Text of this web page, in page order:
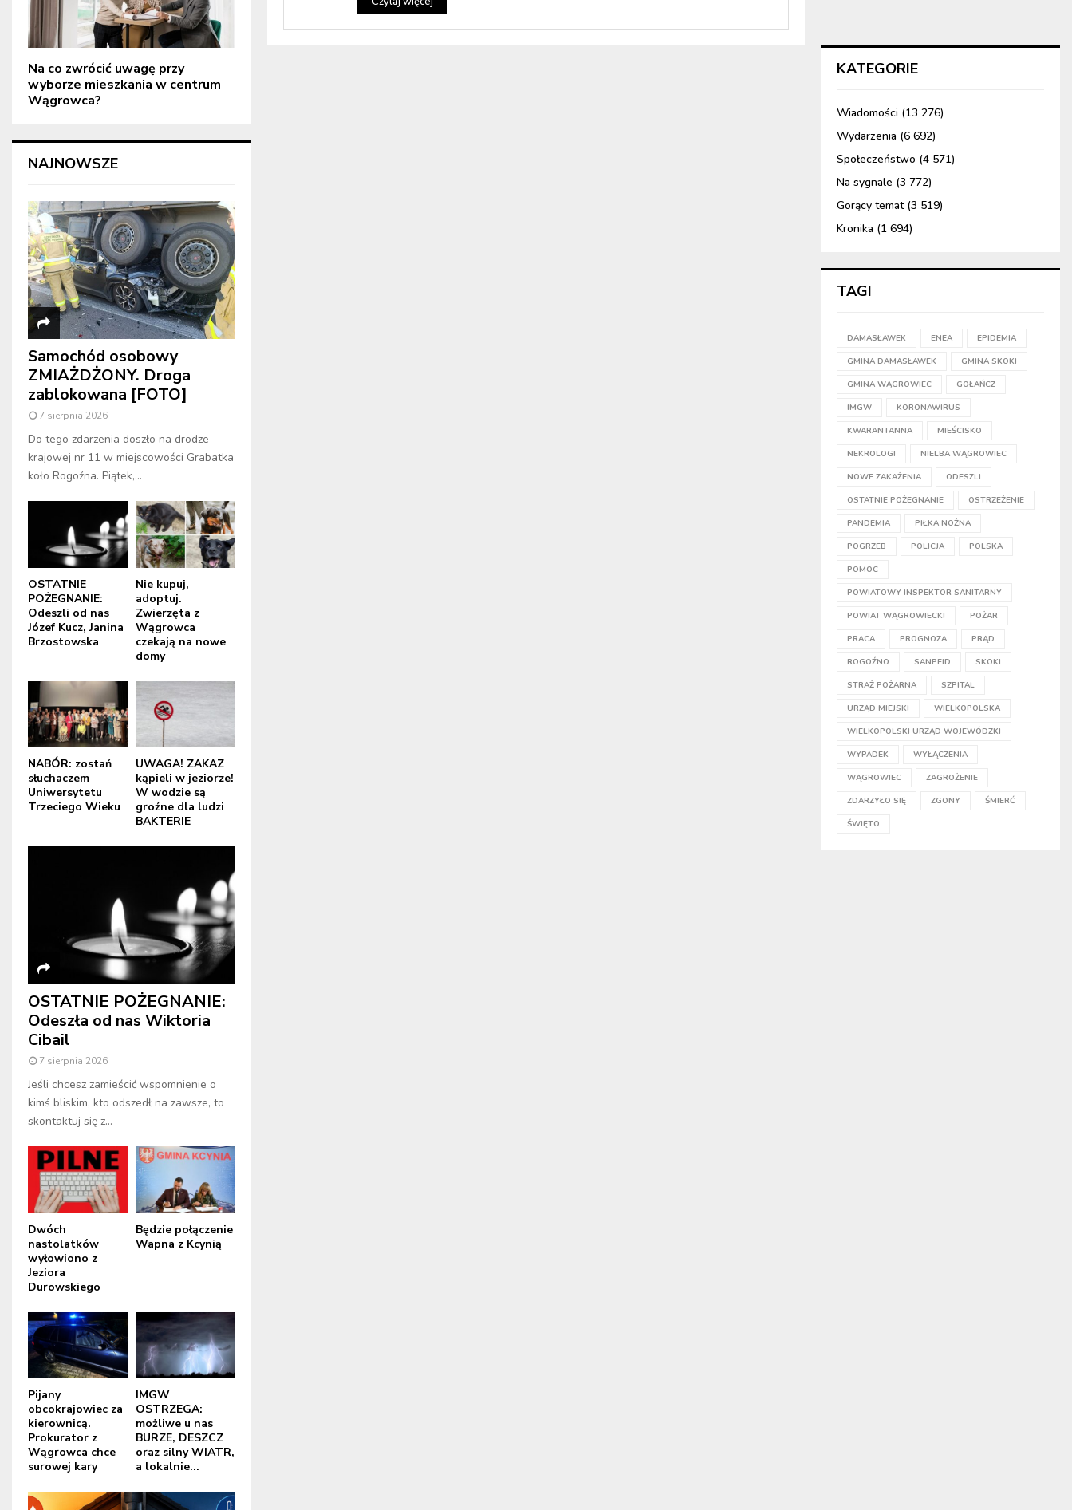
Na co zwrócić uwagę przy
wyborze mieszkania w centrum
Wągrowca?
NAJNOWSZE
Samochód osobowy
ZMIAŻDŻONY. Droga
zablokowana [FOTO]
7 sierpnia 2026
Do tego zdarzenia doszło na drodze
krajowej nr 11 w miejscowości Grabatka
koło Rogoźna. Piątek,...
OSTATNIE
POŻEGNANIE:
Odeszli od nas
Józef Kucz, Janina
Brzostowska
Nie kupuj,
adoptuj.
Zwierzęta z
Wągrowca
czekają na nowe
domy
NABÓR: zostań
słuchaczem
Uniwersytetu
Trzeciego Wieku
UWAGA! ZAKAZ
kąpieli w jeziorze!
W wodzie są
groźne dla ludzi
BAKTERIE
OSTATNIE POŻEGNANIE:
Odeszła od nas Wiktoria
Cibail
7 sierpnia 2026
Jeśli chcesz zamieścić wspomnienie o
kimś bliskim, kto odszedł na zawsze, to
skontaktuj się z...
Dwóch
nastolatków
wyłowiono z
Jeziora
Durowskiego
Będzie połączenie
Wapna z Kcynią
Pijany
obcokrajowiec za
kierownicą.
Prokurator z
Wągrowca chce
surowej kary
IMGW
OSTRZEGA:
możliwe u nas
BURZE, DESZCZ
oraz silny WIATR,
a lokalnie...
KATEGORIE
Wiadomości (13 276)
Wydarzenia (6 692)
Społeczeństwo (4 571)
Na sygnale (3 772)
Gorący temat(3 519)
Kronika (1 694)
TAGI
DAMASŁAWEK ENEA EPIDEMIA
GMINA DAMASŁAWEK GMINA SKOKI
GMINA WĄGROWIEC GOŁAŃCZ
IMGW KORONAWIRUS
KWARANTANNA MIEŚCISKO
NEKROLOGI NIELBA WĄGROWIEC
NOWE ZAKAŻENIA ODESZLI
OSTATNIE POŻEGNANIE OSTRZEŻENIE
PANDEMIA PIŁKA NOŻNA
POGRZEB POLICJA POLSKA
POMOC
POWIATOWY INSPEKTOR SANITARNY
POWIAT WĄGROWIECKI POŻAR
PRACA PROGNOZA PRĄD
ROGOŹNO SANPEID SKOKI
STRAŻ POŻARNA SZPITAL
URZĄD MIEJSKI WIELKOPOLSKA
WIELKOPOLSKI URZĄD WOJEWÓDZKI
WYPADEK WYŁĄCZENIA
WĄGROWIEC ZAGROŻENIE
ZDARZYŁO SIĘ ZGONY ŚMIERĆ
ŚWIĘTO